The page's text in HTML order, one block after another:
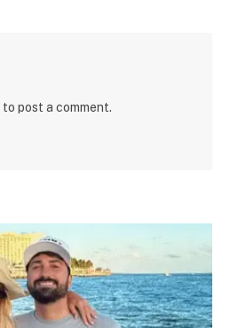
to post a comment.